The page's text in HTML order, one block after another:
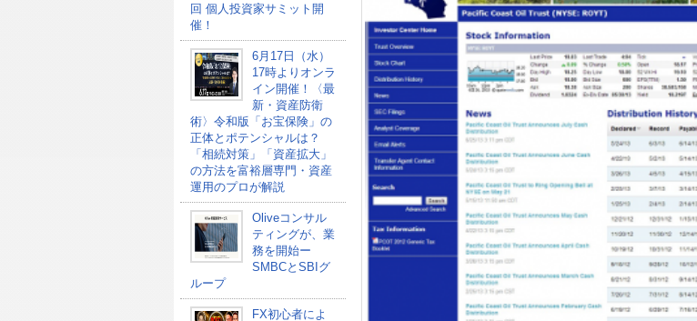
回 個人投資家サミット開
催！
6月17日（水）
17時よりオンラ
イン開催！〈最
新・資産防衛
術〉令和版「お宝保険」の
正体とポテンシャルは？
「相続対策」「資産拡大」
の方法を富裕層専門・資産
運用のプロが解説
Oliveコンサル
ティングが、業
務を開始ー
SMBCとSBIグ
ループ
FX初心者によ